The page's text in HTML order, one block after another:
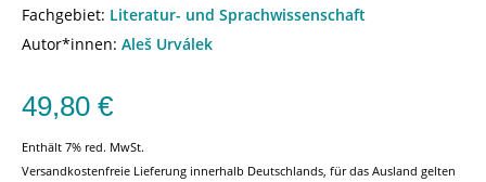
Fachgebiet: Literatur- und Sprachwissenschaft
Autor*innen: Aleš Urválek
49,80 €
Enthält 7% red. MwSt.
Versandkostenfreie Lieferung innerhalb Deutschlands, für das Ausland gelten